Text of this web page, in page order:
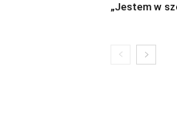
„Jestem w